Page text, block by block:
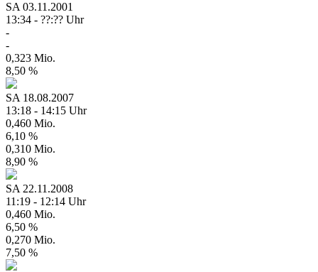
SA 03.11.2001
13:34 - ??:?? Uhr
-
-
0,323 Mio.
8,50 %
SA 18.08.2007
13:18 - 14:15 Uhr
0,460 Mio.
6,10 %
0,310 Mio.
8,90 %
SA 22.11.2008
11:19 - 12:14 Uhr
0,460 Mio.
6,50 %
0,270 Mio.
7,50 %